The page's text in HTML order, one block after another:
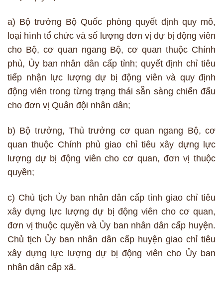
a) Bộ trưởng Bộ Quốc phòng quyết định quy mô,
loại hình tổ chức và số lượng đơn vị dự bị động viên
cho Bộ, cơ quan ngang Bộ, cơ quan thuộc Chính
phủ, Ủy ban nhân dân cấp tỉnh; quyết định chỉ tiêu
tiếp nhận lực lượng dự bị động viên và quy định
động viên trong từng trạng thái sẵn sàng chiến đấu
cho đơn vị Quân đội nhân dân;
b) Bộ trưởng, Thủ trưởng cơ quan ngang Bộ, cơ
quan thuộc Chính phủ giao chỉ tiêu xây dựng lực
lượng dự bị động viên cho cơ quan, đơn vị thuộc
quyền;
c) Chủ tịch Ủy ban nhân dân cấp tỉnh giao chỉ tiêu
xây dựng lực lượng dự bị động viên cho cơ quan,
đơn vị thuộc quyền và Ủy ban nhân dân cấp huyện.
Chủ tịch Ủy ban nhân dân cấp huyện giao chỉ tiêu
xây dựng lực lượng dự bị động viên cho Ủy ban
nhân dân cấp xã.